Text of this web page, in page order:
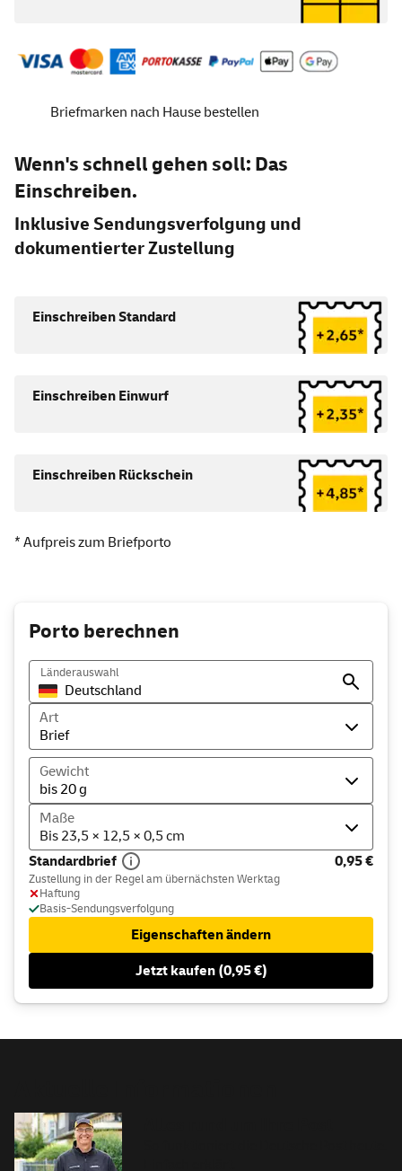
Briefmarken nach Hause bestellen
Wenn's schnell gehen soll: Das
Einschreiben.
Inklusive Sendungsverfolgung und
dokumentierter Zustellung
Einschreiben Standard
Einschreiben Einwurf
Einschreiben Rückschein
* Aufpreis zum Briefporto
Porto berechnen
Länderauswahl
Art
Brief
Gewicht
bis 20 g
Maße
Bis 23,5 × 12,5 × 0,5 cm
Standardbrief
0,95 €
Zustellung in der Regel am übernächsten Werktag
Haftung
Basis-Sendungsverfolgung
Eigenschaften ändern
Jetzt kaufen (0,95 €)